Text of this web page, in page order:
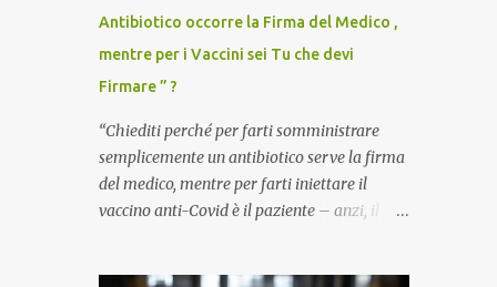
Antibiotico occorre la Firma del Medico ,
mentre per i Vaccini sei Tu che devi
Firmare ” ?
“Chiediti perché per farti somministrare
semplicemente un antibiotico serve la firma
del medico, mentre per farti iniettare il
vaccino anti-Covid è il paziente – anzi, il